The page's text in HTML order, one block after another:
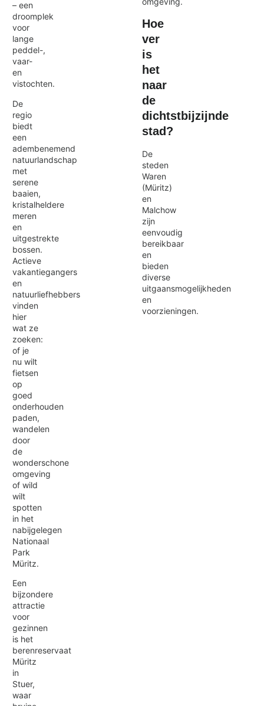
– een
droomplek
voor
lange
peddel-,
vaar-
en
vistochten.
De
regio
biedt
een
adembenemend
natuurlandschap
met
serene
baaien,
kristalheldere
meren
en
uitgestrekte
bossen.
Actieve
vakantiegangers
en
natuurliefhebbers
vinden
hier
wat ze
zoeken:
of je
nu wilt
fietsen
op
goed
onderhouden
paden,
wandelen
door
de
wonderschone
omgeving
of wild
wilt
spotten
in het
nabijgelegen
Nationaal
Park
Müritz.
Een
bijzondere
attractie
voor
gezinnen
is het
berenreservaat
Müritz
in
Stuer,
waar
Hoe
ver
is
het
naar
de
dichtstbijzijnde
stad?
De
steden
Waren
(Müritz)
en
Malchow
zijn
eenvoudig
bereikbaar
en
bieden
diverse
uitgaansmogelijkheden
en
voorzieningen.